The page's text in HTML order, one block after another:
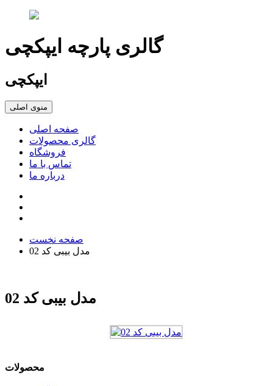
گالری پارچه ایپکچی
ایپکچی
منوی اصلی
صفحه اصلی
گالری محصولات
فروشگاه
تماس با ما
درباره ما
صفحه نخست
مدل بیبی کد 02
مدل بیبی کد 02
محصولات